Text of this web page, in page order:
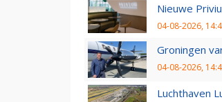
Nieuwe
04-08-2026,
Groningen
04-08-2026,
Luchthaven